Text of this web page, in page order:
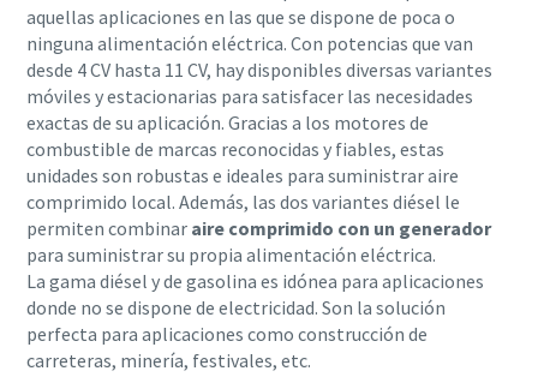
aquellas aplicaciones en las que se dispone de poca o
ninguna alimentación eléctrica. Con potencias que van
desde 4 CV hasta 11 CV, hay disponibles diversas variantes
móviles y estacionarias para satisfacer las necesidades
exactas de su aplicación. Gracias a los motores de
combustible de marcas reconocidas y fiables, estas
unidades son robustas e ideales para suministrar aire
comprimido local. Además, las dos variantes diésel le
permiten combinar aire comprimido con un generador
para suministrar su propia alimentación eléctrica.
La gama diésel y de gasolina es idónea para aplicaciones
donde no se dispone de electricidad. Son la solución
perfecta para aplicaciones como construcción de
carreteras, minería, festivales, etc.